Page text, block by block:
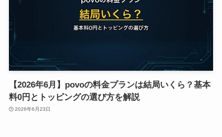
【2026年6月】povoの料金プランは結局いくら？基本
料0円とトッピングの選び方を解説
2026年6月23日